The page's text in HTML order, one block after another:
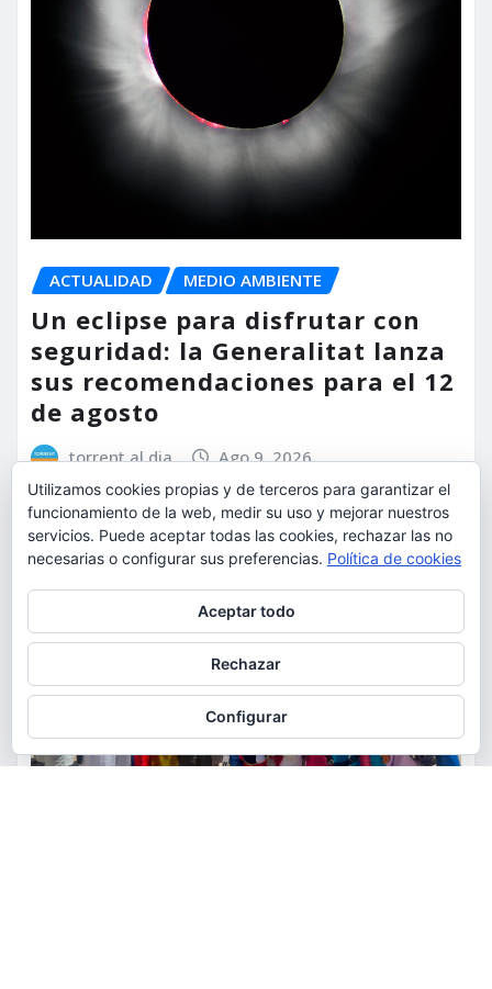
ACTUALIDAD MEDIO AMBIENTE
Un eclipse para disfrutar con
seguridad: la Generalitat lanza
sus recomendaciones para el 12
de agosto
torrent al dia Ago 9, 2026
Utilizamos cookies propias y de terceros para garantizar el
funcionamiento de la web, medir su uso y mejorar nuestros
servicios. Puede aceptar todas las cookies, rechazar las no
necesarias o configurar sus preferencias. Política de cookies
Aceptar todo
Rechazar
Configurar
Para obtener más información, incluido cómo gestionar las cookies,